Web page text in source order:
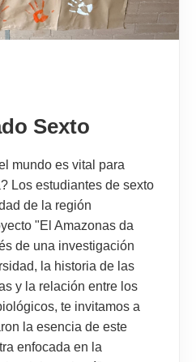
Sexto
mundo es vital para
Los estudiantes de sexto
de la región
"El Amazonas da
de una investigación
la historia de las
y la relación entre los
te invitamos a
la esencia de este
enfocada en la